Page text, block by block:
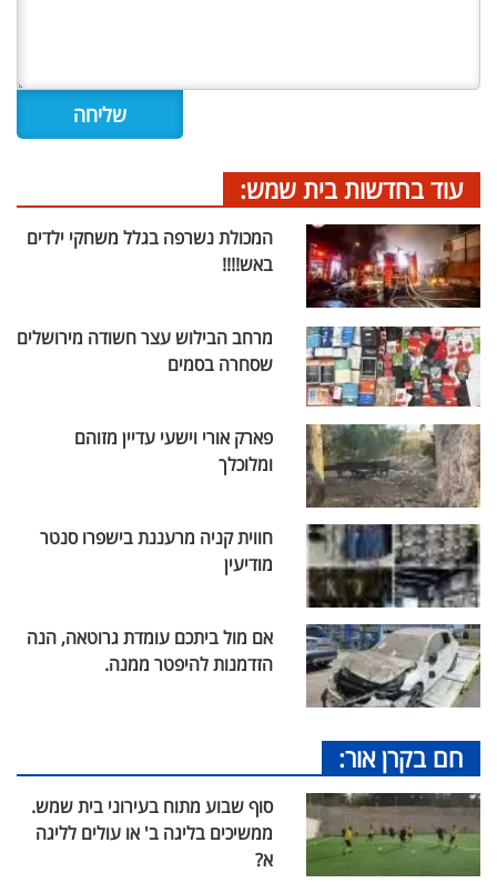
עוד בחדשות בית שמש:
המכולת נשרפה בגלל משחקי ילדים
באש!!!!
מרחב הבילוש עצר חשודה מירושלים
שסחרה בסמים
פארק אורי וישעי עדיין מזוהם
ומלוכלך
חווית קניה מרעננת בישפרו סנטר
מודיעין
אם מול ביתכם עומדת גרוטאה, הנה
הזדמנות להיפטר ממנה.
חם בקרן אור:
סוף שבוע מתוח בעירוני בית שמש.
ממשיכים בליגה ב' או עולים לליגה
א?